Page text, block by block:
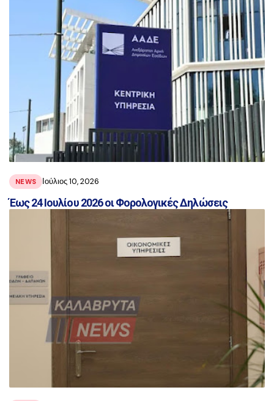
NEWS Ιούλιος 10, 2026
Έως 24 Ιουλίου 2026 οι Φορολογικές Δηλώσεις